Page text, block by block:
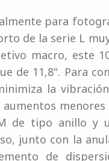
para
de la serie L
macro, este
de 11,8". Para
la
de tipo anillo y
junto con la
de